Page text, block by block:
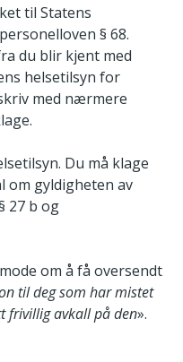
til Statens
§ 68.
du blir kjent med
helsetilsyn for
med nærmere
Du må klage
om gyldigheten av
27 b og
om å få oversendt
til deg som har mistet
frivillig avkall på den».